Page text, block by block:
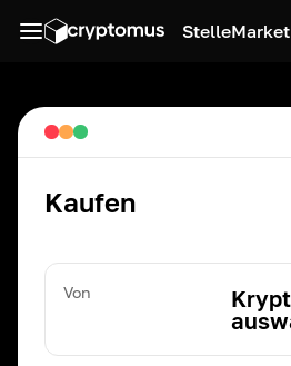
Stelle
Kaufen
Von